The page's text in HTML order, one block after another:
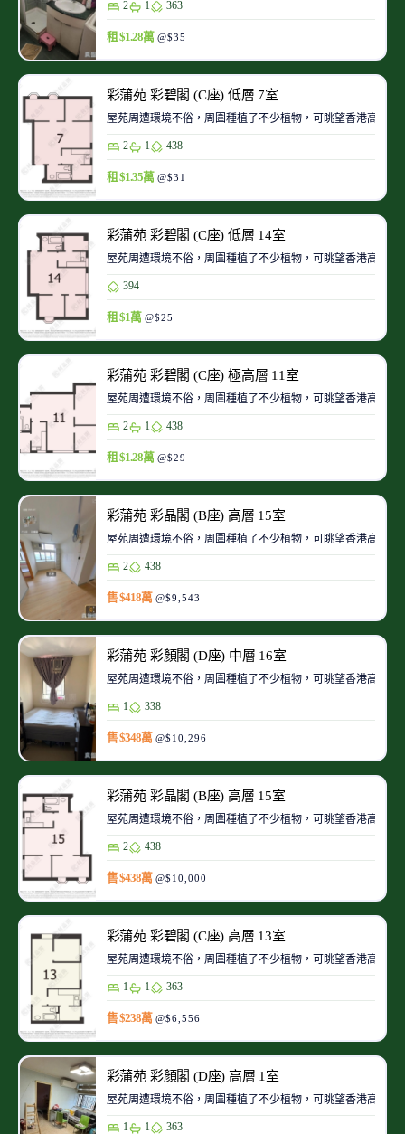
2 1 363
租 $1.28萬 @$35
彩蒲苑 彩碧閣 (C座) 低層 7室
屋苑周遭環境不俗，周圍種植了不少植物，可眺望香港高爾
2 1 438
租 $1.35萬 @$31
彩蒲苑 彩碧閣 (C座) 低層 14室
屋苑周遭環境不俗，周圍種植了不少植物，可眺望香港高爾
394
租 $1萬 @$25
彩蒲苑 彩碧閣 (C座) 極高層 11室
屋苑周遭環境不俗，周圍種植了不少植物，可眺望香港高爾
2 1 438
租 $1.28萬 @$29
彩蒲苑 彩晶閣 (B座) 高層 15室
屋苑周遭環境不俗，周圍種植了不少植物，可眺望香港高爾
2 438
售 $418萬 @$9,543
彩蒲苑 彩顏閣 (D座) 中層 16室
屋苑周遭環境不俗，周圍種植了不少植物，可眺望香港高爾
1 338
售 $348萬 @$10,296
彩蒲苑 彩晶閣 (B座) 高層 15室
屋苑周遭環境不俗，周圍種植了不少植物，可眺望香港高爾
2 438
售 $438萬 @$10,000
彩蒲苑 彩碧閣 (C座) 高層 13室
屋苑周遭環境不俗，周圍種植了不少植物，可眺望香港高爾
1 1 363
售 $238萬 @$6,556
彩蒲苑 彩顏閣 (D座) 高層 1室
屋苑周遭環境不俗，周圍種植了不少植物，可眺望香港高爾
1 1 363